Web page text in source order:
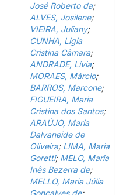
José Roberto da;
ALVES, Josilene;
VIEIRA, Juliany;
CUNHA, Lígia
Cristina Câmara;
ANDRADE, Lívia;
MORAES, Márcio;
BARROS, Marcone;
FIGUEIRA, Maria
Cristina dos Santos;
ARAÚJO, Maria
Dalvaneide de
Oliveira; LIMA, Maria
Goretti; MELO, Maria
Inês Bezerra de;
MELLO, Maria Júlia
Gonçalves de;